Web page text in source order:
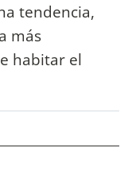
tendencia,
más
habitar el